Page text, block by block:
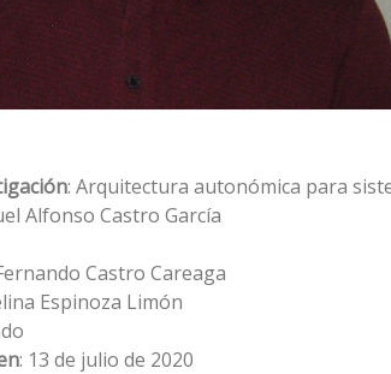
: Arquitectura autonómica para
Alfonso Castro Garcí­a
Castro Careaga
Espinoza Limón
: 13 de julio de 2020